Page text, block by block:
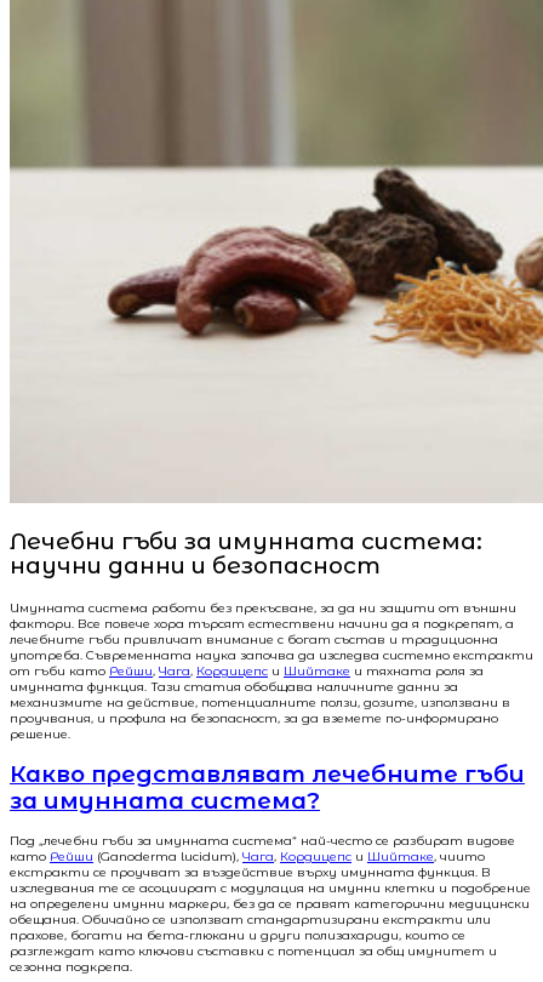
Лечебни гъби за имунната система:
научни данни и безопасност
Имунната система работи без прекъсване, за да ни защити от външни
фактори. Все повече хора търсят естествени начини да я подкрепят, а
лечебните гъби привличат внимание с богат състав и традиционна
употреба. Съвременната наука започва да изследва системно екстракти
от гъби като Рейши, Чага, Кордицепс и Шийтаке и тяхната роля за
имунната функция. Тази статия обобщава наличните данни за
механизмите на действие, потенциалните ползи, дозите, използвани в
проучвания, и профила на безопасност, за да вземете по-информирано
решение.
Какво представляват лечебните гъби
за имунната система?
Под „лечебни гъби за имунната система“ най-често се разбират видове
като Рейши (Ganoderma lucidum), Чага, Кордицепс и Шийтаке, чиито
екстракти се проучват за въздействие върху имунната функция. В
изследвания те се асоциират с модулация на имунни клетки и подобрение
на определени имунни маркери, без да се правят категорични медицински
обещания. Обичайно се използват стандартизирани екстракти или
прахове, богати на бета-глюкани и други полизахариди, които се
разглеждат като ключови съставки с потенциал за общ имунитет и
сезонна подкрепа.